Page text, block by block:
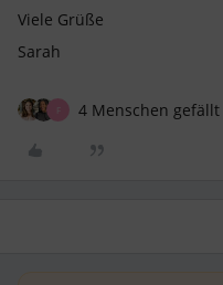
Viele Grüße
Sarah
4 Menschen gefällt